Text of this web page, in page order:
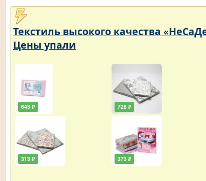
Текстиль высокого качества
Цены упали
643 ₽
313 ₽
728 ₽
373 ₽